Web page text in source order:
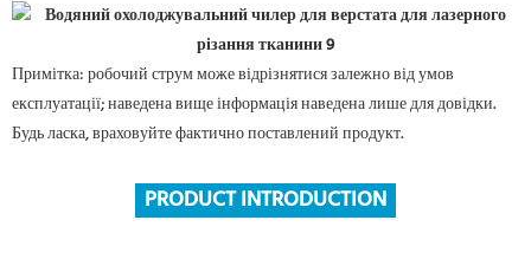
Примітка: робочий струм може відрізнятися залежно від умов
експлуатації; наведена вище інформація наведена лише для довідки.
Будь ласка, враховуйте фактично поставлений продукт.
PRODUCT INTRODUCTION